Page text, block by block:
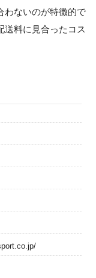
わないのが特徴的で
送料に見合ったコス